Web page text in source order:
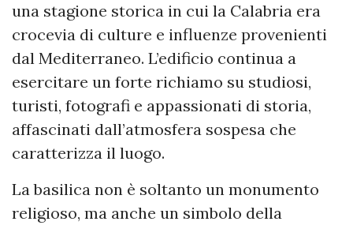
una stagione storica in cui la Calabria era
crocevia di culture e influenze provenienti
dal Mediterraneo. L’edificio continua a
esercitare un forte richiamo su studiosi,
turisti, fotografi e appassionati di storia,
affascinati dall’atmosfera sospesa che
caratterizza il luogo.
La basilica non è soltanto un monumento
religioso, ma anche un simbolo della